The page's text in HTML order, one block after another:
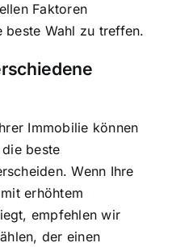
Faktoren
Wahl zu treffen.
Immobilie können
beste
Wenn Ihre
erhöhtem
empfehlen wir
der einen